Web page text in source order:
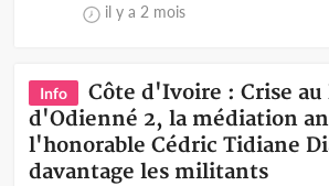
il y a 2 mois
Info
Côte d'Ivoire : Crise au
d'Odienné 2, la médiation
l'honorable Cédric Tidiane
davantage les militants